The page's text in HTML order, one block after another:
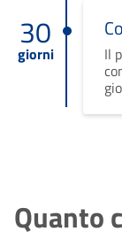
30
giorni Il
Quanto